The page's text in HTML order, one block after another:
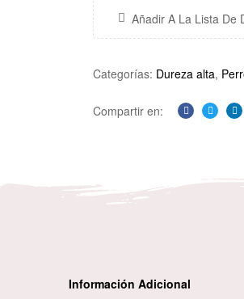
Añadir A La Lista De
Categorías: Dureza alta,
Compartir en:
Facebook
Twitter
Información Adicional